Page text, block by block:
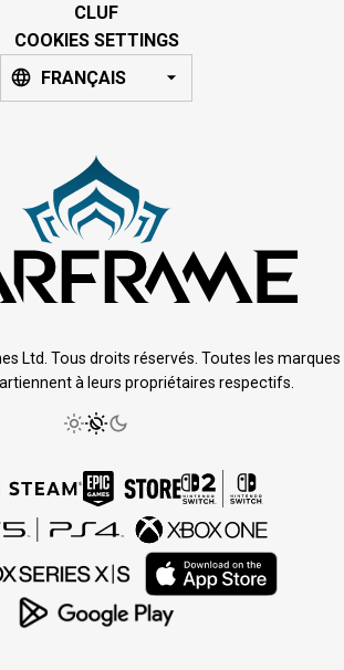
CLUF
COOKIES SETTINGS
FRANÇAIS
Ltd. Tous droits réservés. Toutes les marques
à leurs propriétaires respectifs.